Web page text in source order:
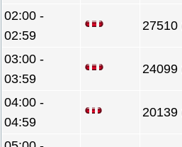
02:00 -
02:59
27510
03:00 -
03:59
24099
04:00 -
04:59
20139